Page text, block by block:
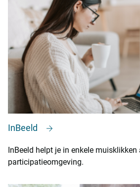
InBeeld
InBeeld helpt je in enkele
participatieomgeving.